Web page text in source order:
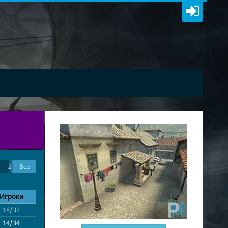
2
Все
Игроки
18/32
de_inferno
14/34
de_inferno